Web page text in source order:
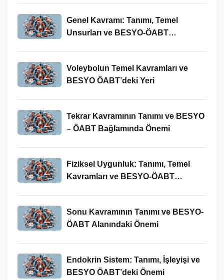
Genel Kavramı: Tanımı, Temel
Unsurları ve BESYO-ÖABT
Voleybolun Temel Kavramları ve
BESYO ÖABT’deki Yeri
Tekrar Kavramının Tanımı ve BESYO
– ÖABT Bağlamında Önemi
Fiziksel Uygunluk: Tanımı, Temel
Kavramları ve BESYO-ÖABT
Sonu Kavramının Tanımı ve BESYO-
ÖABT Alanındaki Önemi
Endokrin Sistem: Tanımı, İşleyişi ve
BESYO ÖABT’deki Önemi